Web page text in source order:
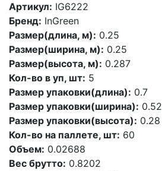
Артикул: IG6222
Бренд: InGreen
Размер(длина, м): 0.25
Размер(ширина, м): 0.25
Размер(высота, м): 0.287
Кол-во в уп, шт: 5
Размер упаковки(длина): 0.7
Размер упаковки(ширина): 0.52
Размер упаковки(высота): 0.28
Кол-во на паллете, шт: 60
Объем: 0.02688
Вес брутто: 0.8202